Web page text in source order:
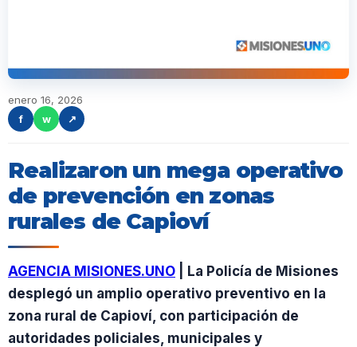
enero 16, 2026
f
w ↗
Realizaron un mega operativo
de prevención en zonas
rurales de Capioví
AGENCIA MISIONES.UNO | La Policía de Misiones
desplegó un amplio operativo preventivo en la
zona rural de Capioví, con participación de
autoridades policiales, municipales y